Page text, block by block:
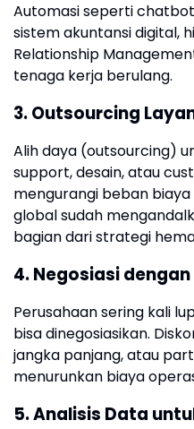
Automasi seperti
sistem akuntansi digital,
Relationship
tenaga kerja berulang.
3. Outsourcing
Alih daya (outsourcing)
support, desain, atau
mengurangi beban
global sudah
bagian dari strategi
4. Negosiasi
Perusahaan sering kali
bisa dinegosiasikan.
jangka panjang, atau
menurunkan biaya
5. Analisis Data